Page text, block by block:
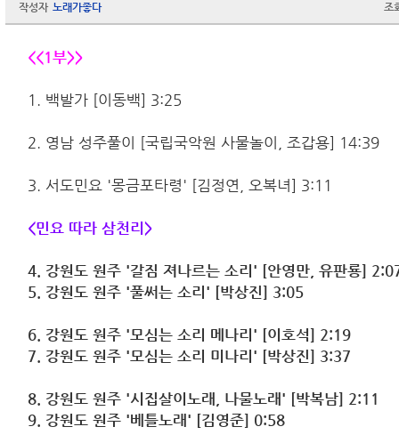
작성자 노래가좋다 조
<<1부>>
1. 백발가 [이동백] 3:25
2. 영남 성주풀이 [국립국악원 사물놀이, 조갑용] 14:39
3. 서도민요 '몽금포타령' [김정연, 오복녀] 3:11
<민요 따라 삼천리>
4. 강원도 원주 '갈짐 져나르는 소리' [안영만, 유판룡]
5. 강원도 원주 '풀써는 소리' [박상진] 3:05
6. 강원도 원주 '모심는 소리 메나리' [이호석] 2:19
7. 강원도 원주 '모심는 소리 미나리' [박상진] 3:37
8. 강원도 원주 '시집살이노래, 나물노래' [박복남] 2:11
9. 강원도 원주 '베틀노래' [김영준] 0:58